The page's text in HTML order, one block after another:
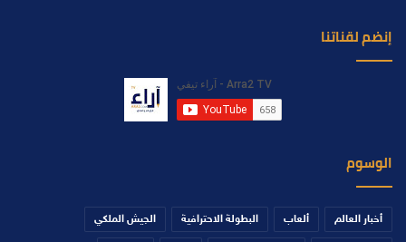
إنضم لقناتنا
الوسوم
أخبار العالم ألعاب البطولة الاحترافية الجيش الملكي